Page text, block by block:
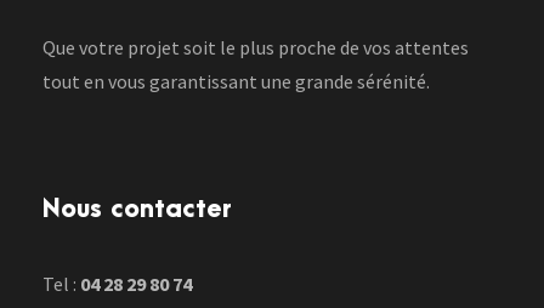
Que votre projet soit le plus proche de vos attentes
tout en vous garantissant une grande sérénité.
Nous contacter
Tel : 04 28 29 80 74